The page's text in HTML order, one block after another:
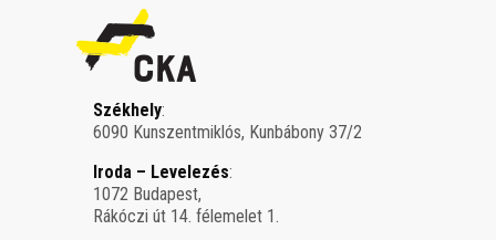
Székhely:
6090 Kunszentmiklós, Kunbábony 37/2
Iroda – Levelezés:
1072 Budapest,
Rákóczi út 14. félemelet 1.